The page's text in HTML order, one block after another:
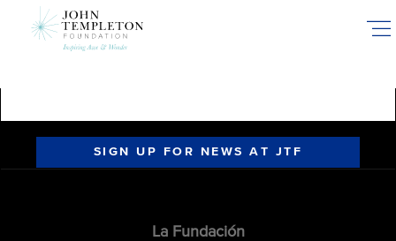
SIGN UP FOR NEWS AT JTF
La Fundación